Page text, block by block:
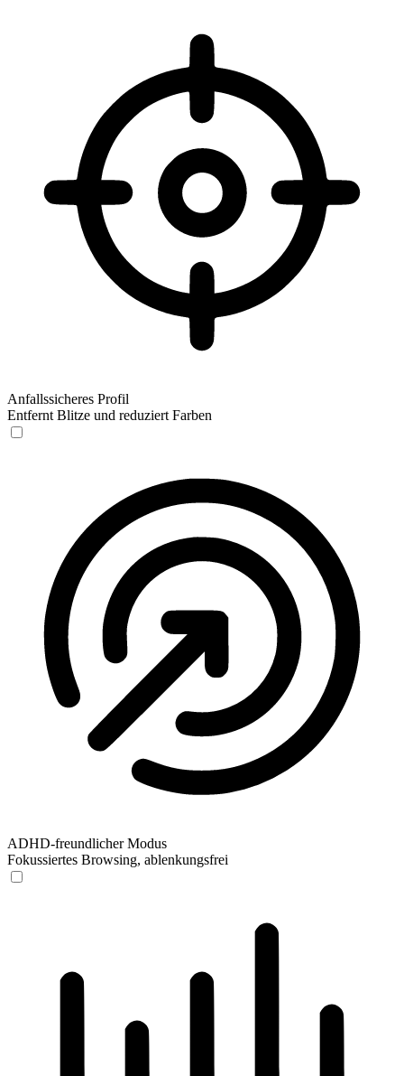
Anfallssicheres Profil
Entfernt Blitze und reduziert Farben
ADHD-freundlicher Modus
Fokussiertes Browsing, ablenkungsfrei